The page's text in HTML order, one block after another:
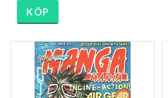
KÖP